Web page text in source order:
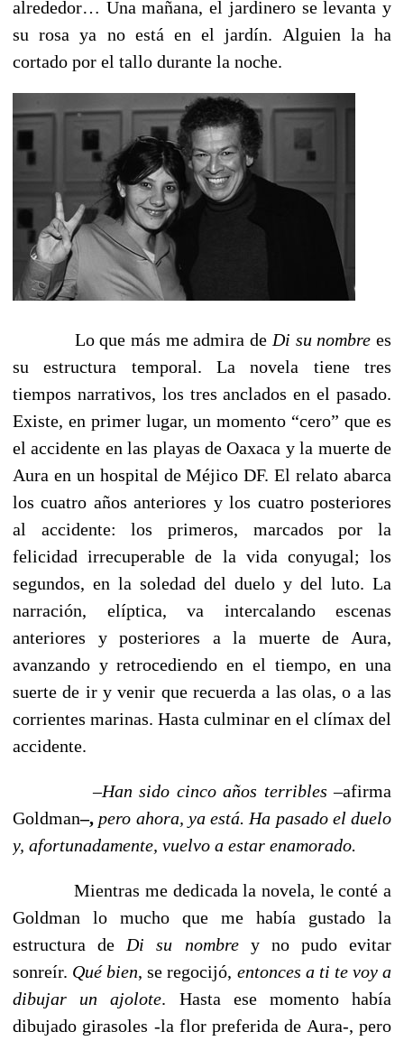
alrededor… Una mañana, el jardinero se levanta y
su rosa ya no está en el jardín. Alguien la ha
cortado por el tallo durante la noche.
Lo que más me admira deDi su nombre es
su estructura temporal. La novela tiene tres
tiempos narrativos, los tres anclados en el pasado.
Existe, en primer lugar, un momento “cero” que es
el accidente en las playas de Oaxaca y la muerte de
Aura en un hospital de Méjico DF. El relato abarca
los cuatro años anteriores y los cuatro posteriores
al accidente: los primeros, marcados por la
felicidad irrecuperable de la vida conyugal; los
segundos, en la soledad del duelo y del luto. La
narración, elíptica, va intercalando escenas
anteriores y posteriores a la muerte de Aura,
avanzando y retrocediendo en el tiempo, en una
suerte de ir y venir que recuerda a las olas, o a las
corrientes marinas. Hasta culminar en el clímax del
accidente.
–Han sido cinco años terribles –afirma
Goldman–,pero ahora, ya está. Ha pasado el duelo
y, afortunadamente, vuelvo a estar enamorado.
Mientras me dedicada la novela, le conté a
Goldman lo mucho que me había gustado la
estructura deDi su nombrey no pudo evitar
sonreír. Qué bien, se regocijó, entonces a ti te voy a
dibujar un ajolote. Hasta ese momento había
dibujado girasoles -la flor preferida de Aura-, pero